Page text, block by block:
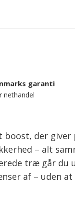
garanti
nethandel
der
– alt
træ går du
af – uden